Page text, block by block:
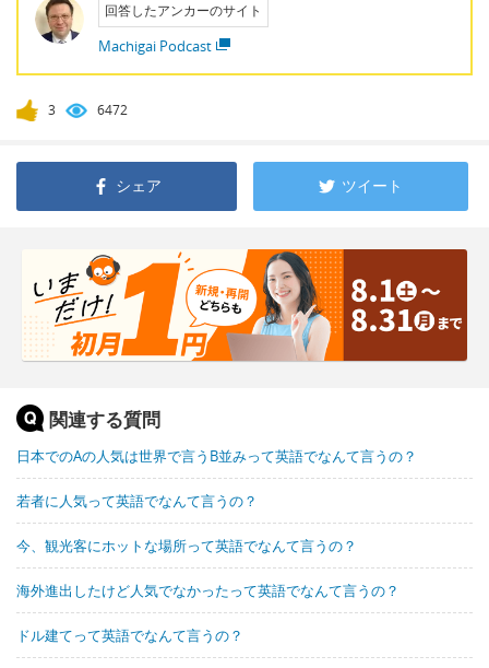
回答したアンカーのサイト
Machigai Podcast
3 6472
シェア ツイート
関連する質問
日本でのAの人気は世界で言うB並みって英語でなんて言うの？
若者に人気って英語でなんて言うの？
今、観光客にホットな場所って英語でなんて言うの？
海外進出したけど人気でなかったって英語でなんて言うの？
ドル建てって英語でなんて言うの？